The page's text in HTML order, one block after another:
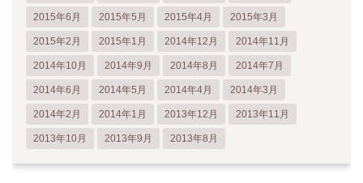
2015年6月 2015年5月 2015年4月 2015年3月
2015年2月 2015年1月 2014年12月 2014年11月
2014年10月 2014年9月 2014年8月 2014年7月
2014年6月 2014年5月 2014年4月 2014年3月
2014年2月 2014年1月 2013年12月 2013年11月
2013年10月 2013年9月 2013年8月